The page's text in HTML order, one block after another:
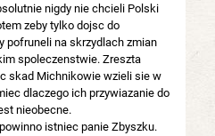
nigdy nie chcieli Polski
zeby tylko dojsc do
pofruneli na skrzydlach zmian
spoleczenstwie. Zreszta
skad Michnikowie wzieli sie w
dlaczego ich przywiazanie do
nieobecne.
istniec panie Zbyszku.